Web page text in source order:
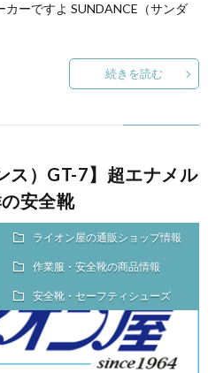
ーですよ SUNDANCE（サンダ
続きを読む
ス）GT-7】超エナメル
安全靴
ライオン屋の通販ショップ情報
作業服・安全靴の商品情報
安全靴・セーフティシューズ